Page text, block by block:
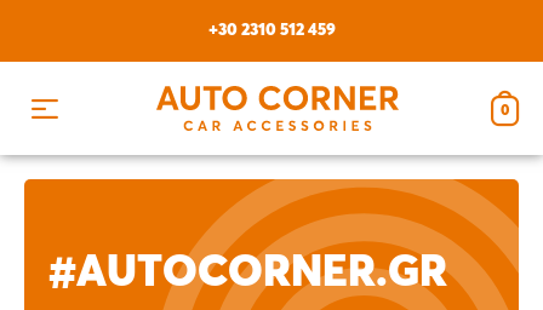
+30 2310 512 459
0
#AUTOCORNER.GR